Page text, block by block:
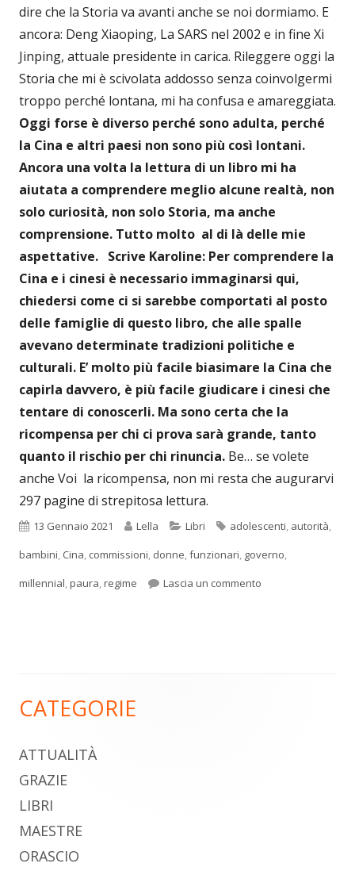
dire che la Storia va avanti anche se noi dormiamo. E
ancora: Deng Xiaoping, La SARS nel 2002 e in fine Xi
Jinping, attuale presidente in carica. Rileggere oggi la
Storia che mi è scivolata addosso senza coinvolgermi
troppo perché lontana, mi ha confusa e amareggiata.
Oggi forse è diverso perché sono adulta, perché
la Cina e altri paesi non sono più così lontani.
Ancora una volta la lettura di un libro mi ha
aiutata a comprendere meglio alcune realtà, non
solo curiosità, non solo Storia, ma anche
comprensione. Tutto molto al di là delle mie
aspettative. Scrive Karoline: Per comprendere la
Cina e i cinesi è necessario immaginarsi qui,
chiedersi come ci si sarebbe comportati al posto
delle famiglie di questo libro, che alle spalle
avevano determinate tradizioni politiche e
culturali. E’ molto più facile biasimare la Cina che
capirla davvero, è più facile giudicare i cinesi che
tentare di conoscerli. Ma sono certa che la
ricompensa per chi ci prova sarà grande, tanto
quanto il rischio per chi rinuncia. Be… se volete
anche Voi la ricompensa, non mi resta che augurarvi
297 pagine di strepitosa lettura.
Pubblicato
13 Gennaio 2021 Autore
Lella Categorie
Libri Tag
adolescenti, autorità,
bambini, Cina, commissioni, donne,funzionari, governo,
millennial,paura,regime Lascia un commento
Barra
laterale
principale
CATEGORIE
ATTUALITÀ
GRAZIE
LIBRI
MAESTRE
ORASCIO